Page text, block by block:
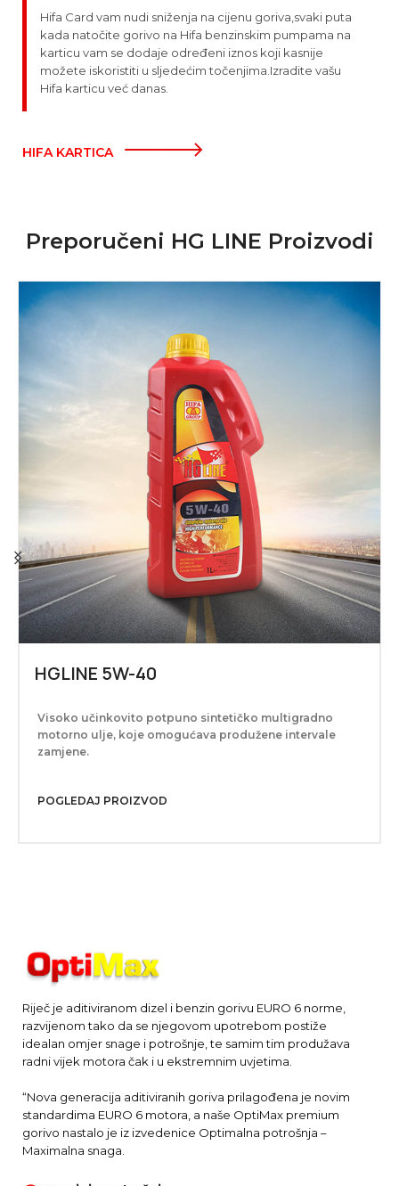
Hifa Card vam nudi sniženja na cijenu goriva,svaki puta
kada natočite gorivo na Hifa benzinskim pumpama na
karticu vam se dodaje određeni iznos koji kasnije
možete iskoristiti u sljedećim točenjima.Izradite vašu
Hifa karticu već danas.
HIFA KARTICA
Preporučeni HG LINE Proizvodi
HGLINE 5W-40
Visoko učinkovito potpuno sintetičko multigradno
motorno ulje, koje omogućava produžene intervale
zamjene.
POGLEDAJ PROIZVOD
Riječ je aditiviranom dizel i benzin gorivu EURO 6 norme,
razvijenom tako da se njegovom upotrebom postiže
idealan omjer snage i potrošnje, te samim tim produžava
radni vijek motora čak i u ekstremnim uvjetima.
“Nova generacija aditiviranih goriva prilagođena je novim
standardima EURO 6 motora, a naše OptiMax premium
gorivo nastalo je iz izvedenice Optimalna potrošnja –
Maximalna snaga.